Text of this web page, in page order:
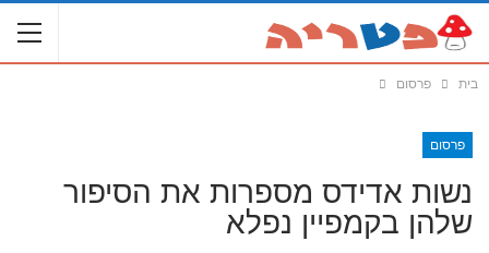
בית פרסום
פרסום
נשות אדידס מספרות את הסיפור
שלהן בקמפיין נפלא